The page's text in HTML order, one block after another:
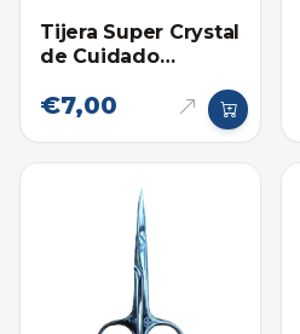
Tijera Super Crystal
de Cuidado
4.5 Pulgadas
€7,00